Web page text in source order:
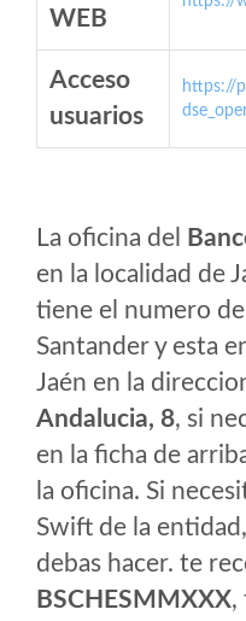
WEB
Acceso
usuarios
https://
La oficina del
en la localidad de
tiene el numero
Santander y esta
Jaén en la
Andalucia, 8, si
en la ficha de
la oficina. Si
Swift de la
debas hacer. te
BSCHESMMXXX,